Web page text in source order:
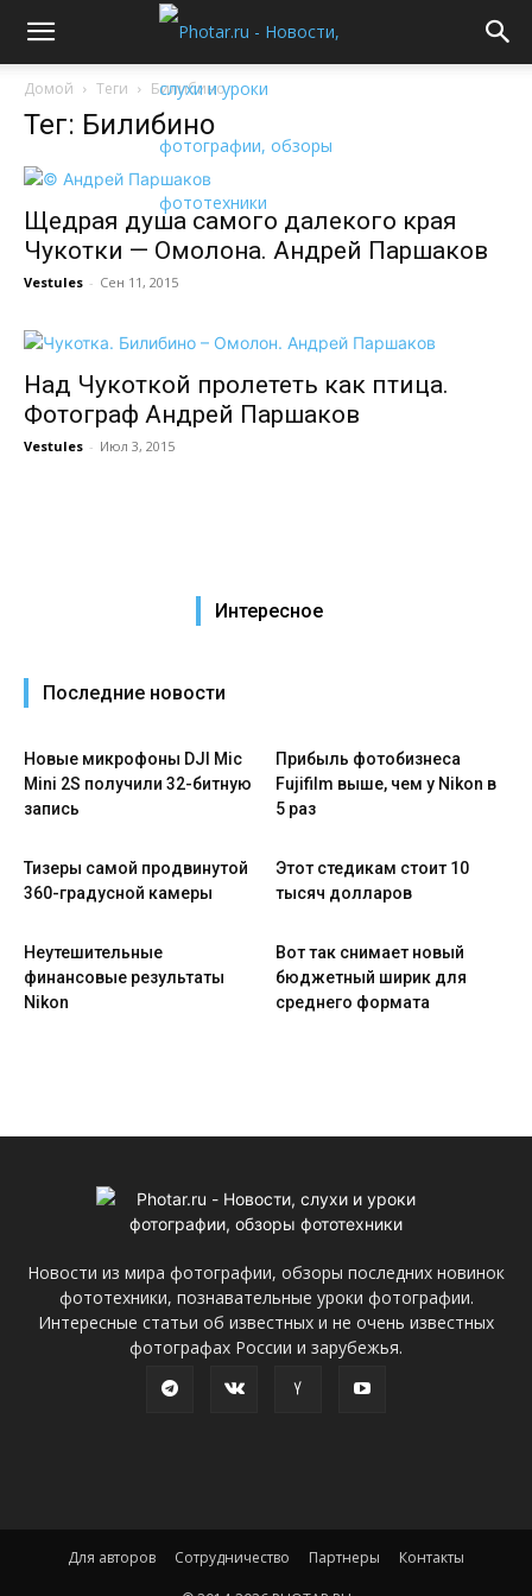
Домой Теги Билибино
Тег: Билибино
Щедрая душа самого далекого края
Чукотки — Омолона. Андрей Паршаков
Vestules - Сен 11, 2015
Над Чукоткой пролететь как птица.
Фотограф Андрей Паршаков
Vestules - Июл 3, 2015
Интересное
Последние новости
Новые микрофоны DJI Mic
Mini 2S получили 32-битную
запись
Прибыль фотобизнеса
Fujifilm выше, чем у Nikon в
5 раз
Тизеры самой продвинутой
360-градусной камеры
Этот стедикам стоит 10
тысяч долларов
Неутешительные
финансовые результаты
Nikon
Вот так снимает новый
бюджетный ширик для
среднего формата
Новости из мира фотографии, обзоры последних новинок
фототехники, познавательные уроки фотографии.
Интересные статьи об известных и не очень известных
фотографах России и зарубежья.
Для авторов Сотрудничество Партнеры Контакты